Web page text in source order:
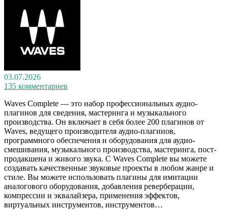
03.07.2026
135 комментариев
Waves Complete — это набор профессиональных аудио-
плагинов для сведения, мастеринга и музыкального
производства. Он включает в себя более 200 плагинов от
Waves, ведущего производителя аудио-плагинов,
программного обеспечения и оборудования для аудио-
смешивания, музыкального производства, мастеринга, пост-
продакшена и живого звука. С Waves Complete вы можете
создавать качественные звуковые проекты в любом жанре и
стиле. Вы можете использовать плагины для имитации
аналогового оборудования, добавления реверберации,
компрессии и эквалайзера, применения эффектов,
виртуальных инструментов, инструментов…